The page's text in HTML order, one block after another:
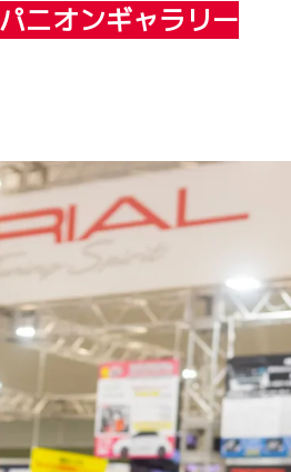
ニオンギャラリー